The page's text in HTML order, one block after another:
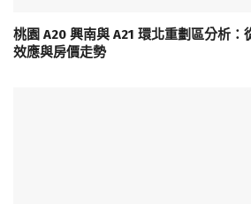
桃園 A20 興南與 A21 環北重劃區分析：
效應與房價走勢